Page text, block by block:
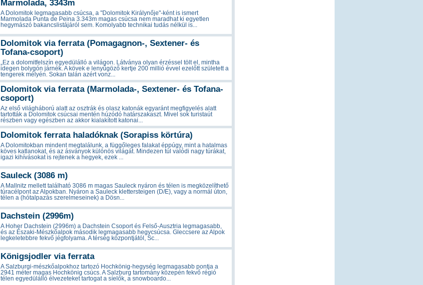
Marmolada, 3343m
A Dolomitok legmagasabb csúcsa, a "Dolomitok Királynője"-ként is ismert
Marmolada Punta de Peina 3.343m magas csúcsa nem maradhat ki egyetlen
hegymászó bakancslistájáról sem. Komolyabb technikai tudás nélkül is...
Dolomitok via ferrata (Pomagagnon-, Sextener- és
Tofana-csoport)
„Ez a dolomitfelszín egyedülálló a világon. Látványa olyan érzéssel tölt el, mintha
idegen bolygón járnék. A kövek e lenyűgöző kertje 200 millió évvel ezelőtt született a
tengerek mélyén. Sokan talán azért vonz...
Dolomitok via ferrata (Marmolada-, Sextener- és Tofana-
csoport)
Az első világháború alatt az osztrák és olasz katonák egyaránt megfigyelés alatt
tartották a Dolomitok csúcsai mentén húzódó határszakaszt. Mivel sok turistaút
részben vagy egészben az akkor kialakított katonai...
Dolomitok ferrata haladóknak (Sorapiss körtúra)
A Dolomitokban mindent megtalálunk, a függőleges falakat éppúgy, mint a hatalmas
köves katlanokat, és az ásványok különös világát. Mindezen túl valódi nagy túrákat,
igazi kihívásokat is rejtenek a hegyek, ezek ...
Sauleck (3086 m)
A Mallnitz mellett található 3086 m magas Sauleck nyáron és télen is megközelíthető
túracélpont az Alpokban. Nyáron a Sauleck klettersteigen (D/E), vagy a normál úton,
télen a (hótalpazás szerelmeseinek) a Dösn...
Dachstein (2996m)
A Hoher Dachstein (2996m) a Dachstein Csoport és Felső-Ausztria legmagasabb,
és az Északi-Mészkőalpok második legmagasabb hegycsúcsa. Gleccsere az Alpok
legkeletebbre fekvő jégfolyama. A térség központjától, Sc...
Königsjodler via ferrata
A Salzburgi-mészkőalpokhoz tartozó Hochkönig-hegység legmagasabb pontja a
2941 méter magas Hochkönig csúcs. A Salzburg tartomány közepén fekvő régió
télen egyedülálló élvezeteket tartogat a síelők, a snowboardo...